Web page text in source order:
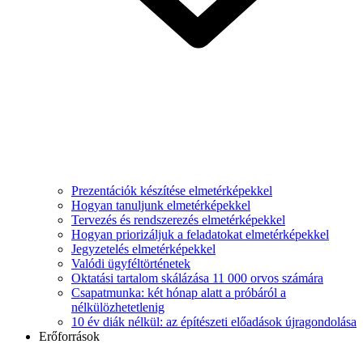
Prezentációk készítése elmetérképekkel
Hogyan tanuljunk elmetérképekkel
Tervezés és rendszerezés elmetérképekkel
Hogyan priorizáljuk a feladatokat elmetérképekkel
Jegyzetelés elmetérképekkel
Valódi ügyféltörténetek
Oktatási tartalom skálázása 11 000 orvos számára
Csapatmunka: két hónap alatt a próbáról a
nélkülözhetetlenig
10 év diák nélkül: az építészeti előadások újragondolása
Erőforrások